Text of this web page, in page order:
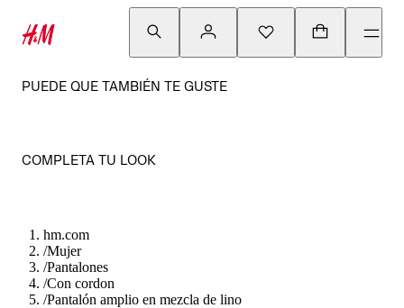
PUEDE QUE TAMBIÉN TE GUSTE
COMPLETA TU LOOK
hm.com
/Mujer
/Pantalones
/Con cordon
/Pantalón amplio en mezcla de lino